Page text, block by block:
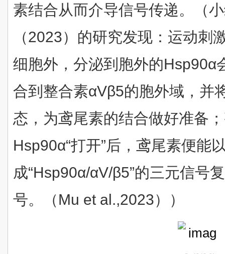
素结合从而介导信号传递。（
（2023）的研究发现：运动刺
细胞外，分泌到胞外的Hsp90α
合到整合素αVβ5的胞外域，并
态，为鸢尾素的结合做好准备
Hsp90α“打开”后，鸢尾素便能
成“Hsp90α/αV/β5”的三元信号
号。（Mu et al.,2023））